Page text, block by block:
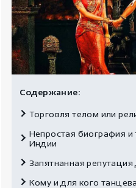
Содержание:
Торговля телом или
Непростая биография
Индии
Запятнанная
Кому и для кого